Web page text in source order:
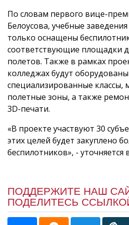
По словам первого вице-
Белоусова, учебные
только оснащены
соответствующие площадки
полетов. Также в рамках
колледжах будут оборудованы
специализированные классы,
полетные зоны, а также
3D-печати.
«В проекте участвуют 30
этих целей будет закуплено
беспилотников», - уточняется
ПОДДЕРЖИТЕ НАШ
ПОДЕЛИТЕСЬ